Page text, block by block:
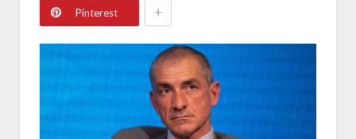
Pinterest +